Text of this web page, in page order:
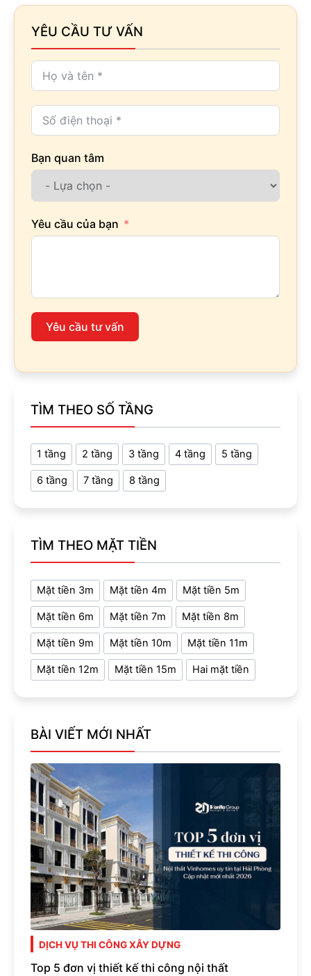
YÊU CẦU TƯ VẤN
Bạn quan tâm
Yêu cầu của bạn
Yêu cầu tư vấn
TÌM THEO SỐ TẦNG
1 tầng 2 tầng 3 tầng 4 tầng 5 tầng
6 tầng 7 tầng 8 tầng
TÌM THEO MẶT TIỀN
Mặt tiền 3m Mặt tiền 4m Mặt tiền 5m
Mặt tiền 6m Mặt tiền 7m Mặt tiền 8m
Mặt tiền 9m Mặt tiền 10m Mặt tiền 11m
Mặt tiền 12m Mặt tiền 15m Hai mặt tiền
BÀI VIẾT MỚI NHẤT
DỊCH VỤ THI CÔNG XÂY DỰNG
Top 5 đơn vị thiết kế thi công nội thất